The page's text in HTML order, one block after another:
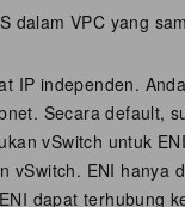
dalam VPC yang
IP independen.
Secara default,
vSwitch untuk
vSwitch. ENI hanya
dapat terhubung